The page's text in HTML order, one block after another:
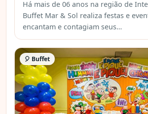
Há mais de 06 anos na região de
Buffet Mar & Sol realiza festas e
encantam e contagiam seus…
🎈 Buffet